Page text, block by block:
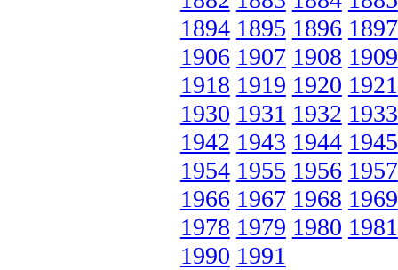
1894 1895 1896 1897
1906 1907 1908 1909
1918 1919 1920 1921
1930 1931 1932 1933
1942 1943 1944 1945
1954 1955 1956 1957
1966 1967 1968 1969
1978 1979 1980 1981
1990 1991